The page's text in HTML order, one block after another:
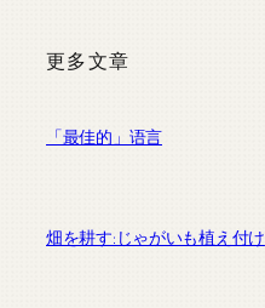
更多文章
「最佳的」语言
畑を耕す:じゃがいも植え付け